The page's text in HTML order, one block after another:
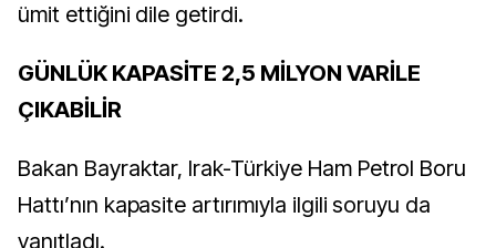
ümit ettiğini dile getirdi.
GÜNLÜK KAPASİTE 2,5 MİLYON VARİLE
ÇIKABİLİR
Bakan Bayraktar, Irak-Türkiye Ham Petrol Boru
Hattı’nın kapasite artırımıyla ilgili soruyu da
yanıtladı.